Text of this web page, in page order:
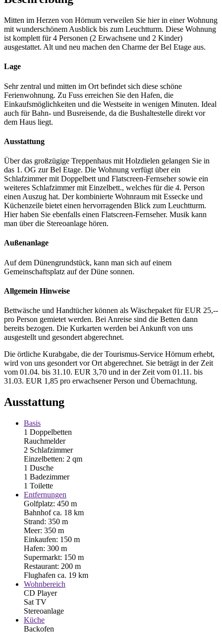
Mitten im Herzen von Hörnum verweilen Sie hier in einer Wohnung
mit wunderschönem Ausblick bis zum Leuchtturm. Diese Wohnung
ist komplett für 4 Personen (2 Erwachsene und 2 Kinder)
ausgestattet. Alt und neu machen den Charme der Bel Etage aus.
Lage
Sehr zentral und mitten im Ort befindet sich diese schöne
Ferienwohnung. Zu Fuss erreichen Sie den Hafen, die
Einkaufsmöglichkeiten und die Westseite in wenigen Minuten. Ideal
auch für Bahn- und Busreisende, da die Bushaltestelle direkt vor
dem Haus liegt.
Ausstattung
Über das großzügige Treppenhaus mit Holzdielen gelangen Sie in
das 1. OG zur Bel Etage. Die Wohnung verfügt über ein
Schlafzimmer mit Doppelbett und Flatscreen-Fernseher sowie ein
weiteres Schlafzimmer mit Einzelbett., welches für die 4. Person
einen Auszug hat. Der kombinierte Wohnraum mit Essecke und
Küchenzeile bietet einen hervorragenden Blick zum Leuchtturm.
Hier haben Sie ebenfalls einen Flatscreen-Fernseher. Musik kann
man über die Stereoanlage hören.
Außenanlage
Auf dem Dünengrundstück, kann man sich auf einem
Gemeinschaftsplatz auf der Düne sonnen.
Allgemein Hinweise
Bettwäsche und Handtücher können als Wäschepaket für EUR 25,--
pro Person gemietet werden. Bei Anreise sind die Betten dann
bereits bezogen. Die Kurkarten werden bei Ankunft von uns
ausgestellt und gesondert abgerechnet.
Die örtliche Kurabgabe, die der Tourismus-Service Hörnum erhebt,
wird von uns gesondert vor Ort abgerechnet. Sie beträgt in der Zeit
vom 01.04. bis 31.10. EUR 3,70 und in der Zeit vom 01.11. bis
31.03. EUR 1,85 pro erwachsener Person und Übernachtung.
Ausstattung
Basis
1 Doppelbetten
Rauchmelder
2 Schlafzimmer
Einzelbetten: 2 qm
1 Dusche
1 Badezimmer
1 Toilette
Entfernungen
Golfplatz: 450 m
Bahnhof ca. 18 km
Strand: 350 m
Meer: 350 m
Einkaufen: 150 m
Hafen: 300 m
Supermarkt: 150 m
Restaurant: 200 m
Flughafen ca. 19 km
Wohnbereich
CD Player
Sat TV
Stereoanlage
Küche
Backofen